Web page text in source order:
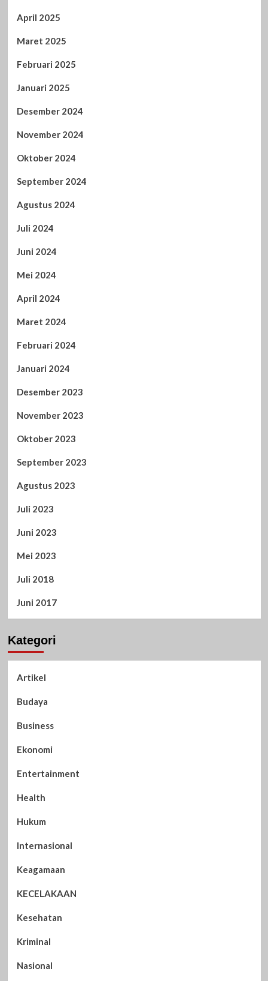
April 2025
Maret 2025
Februari 2025
Januari 2025
Desember 2024
November 2024
Oktober 2024
September 2024
Agustus 2024
Juli 2024
Juni 2024
Mei 2024
April 2024
Maret 2024
Februari 2024
Januari 2024
Desember 2023
November 2023
Oktober 2023
September 2023
Agustus 2023
Juli 2023
Juni 2023
Mei 2023
Juli 2018
Juni 2017
Kategori
Artikel
Budaya
Business
Ekonomi
Entertainment
Health
Hukum
Internasional
Keagamaan
KECELAKAAN
Kesehatan
Kriminal
Nasional